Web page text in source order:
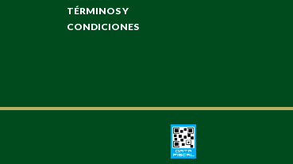
TÉRMINOS Y
CONDICIONES